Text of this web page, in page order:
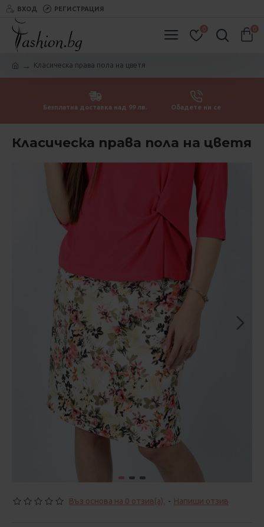
ВХОД РЕГИСТРАЦИЯ
0 0
Класическа права пола на цветя
Безплатна доставка над 99 лв. Обадете ни се
Класическа права пола на цветя
Въз основа на 0 отзив(а). - Напиши отзив